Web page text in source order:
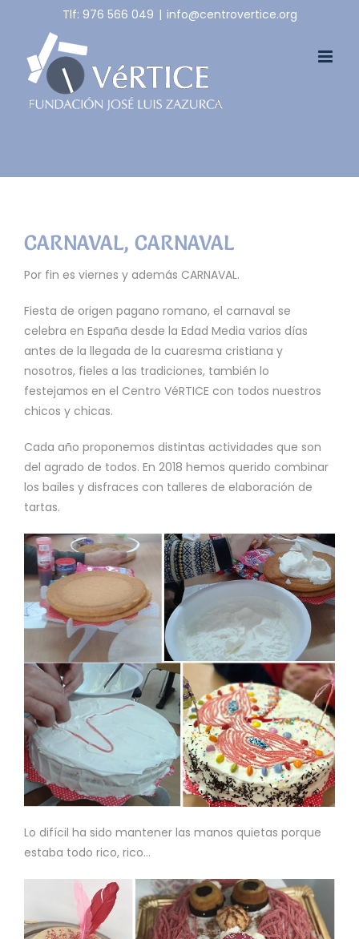
content
Tlf: 976 566 049 | info@centrovertice.org
CARNAVAL, CARNAVAL
Por fin es viernes y además CARNAVAL.
Fiesta de origen pagano romano, el carnaval se
celebra en España desde la Edad Media varios días
antes de la llegada de la cuaresma cristiana y
nosotros, fieles a las tradiciones, también lo
festejamos en el Centro VéRTICE con todos nuestros
chicos y chicas.
Cada año proponemos distintas actividades que son
del agrado de todos. En 2018 hemos querido combinar
los bailes y disfraces con talleres de elaboración de
tartas.
Lo difícil ha sido mantener las manos quietas porque
estaba todo rico, rico…